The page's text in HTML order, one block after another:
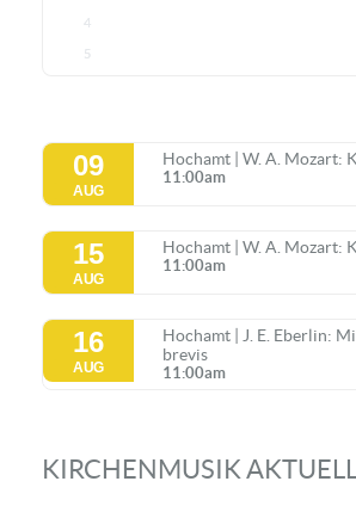
4
5
09
AUG
Hochamt | W. A. Mozart:
11:00am
15
AUG
Hochamt | W. A. Mozart:
11:00am
16
AUG
Hochamt | J. E. Eberlin:
brevis
11:00am
KIRCHENMUSIK